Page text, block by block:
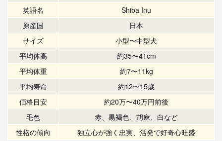
英語名
Shiba Inu
原産国
日本
サイズ
小型〜中型犬
平均体高
約35〜41cm
平均体重
約7〜11kg
平均寿命
約12〜15歳
価格目安
約20万〜40万円前後
毛色
赤、黒褐色、胡麻、白など
性格の傾向
独立心が強く忠実、活発で好奇心旺盛